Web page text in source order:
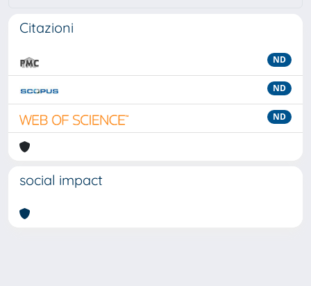
Citazioni
ND
ND
ND
social impact